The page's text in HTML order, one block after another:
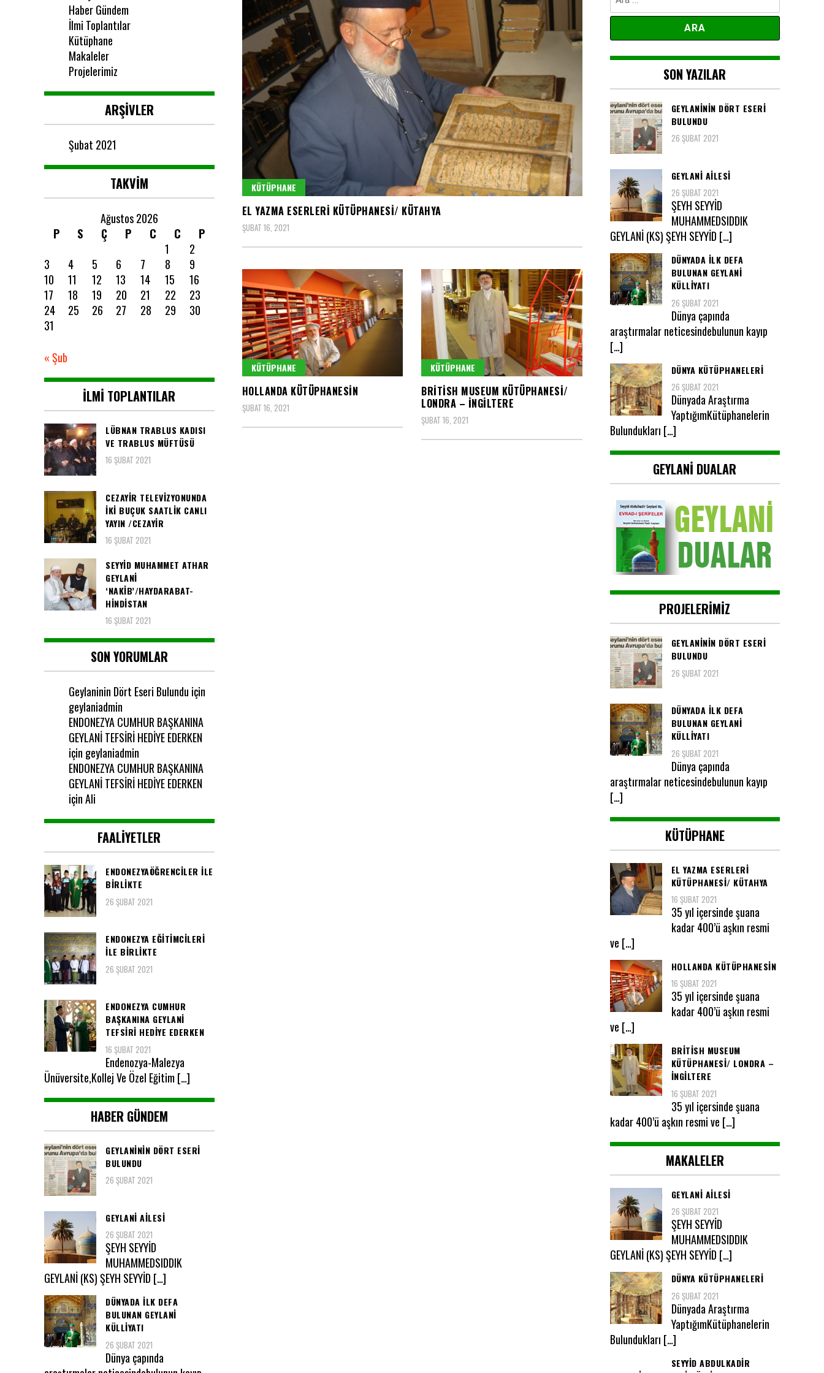
KÜTÜPHANE
EL YAZMA ESERLERI KÜTÜPHANESI/ KÜTAHYA
ŞUBAT 16, 2021
KÜTÜPHANE
HOLLANDA KÜTÜPHANESIN
ŞUBAT 16, 2021
KÜTÜPHANE
BRITISH MUSEUM KÜTÜPHANESI/
LONDRA – İNGILTERE
ŞUBAT 16, 2021
Haber Gündem
İlmi Toplantılar
Kütüphane
Makaleler
Projelerimiz
ARŞIVLER
Şubat 2021
TAKVIM
Ağustos 2026
P
S Ç P C C
P
1
2
3
4 5 6 7 8
9
10
11 12 13 14 15
16
17
18 19 20 21 22
23
24
25 26 27 28 29
30
31
« Şub
İLMI TOPLANTILAR
LÜBNAN TRABLUS KADISI
VE TRABLUS MÜFTÜSÜ
16 ŞUBAT 2021
CEZAYIR TELEVIZYONUNDA
IKI BUÇUK SAATLIK CANLI
YAYIN /CEZAYIR
16 ŞUBAT 2021
SEYYID MUHAMMET ATHAR
GEYLANI
‘NAKIB’/HAYDARABAT-
HINDISTAN
16 ŞUBAT 2021
SON YORUMLAR
Geylaninin Dört Eseri Bulundu için
geylaniadmin
ENDONEZYA CUMHUR BAŞKANINA
GEYLANİ TEFSİRİ HEDİYE EDERKEN
için geylaniadmin
ENDONEZYA CUMHUR BAŞKANINA
GEYLANİ TEFSİRİ HEDİYE EDERKEN
içinAli
FAALIYETLER
ENDONEZYAÖĞRENCİLER İLE
BİRLİKTE
26 ŞUBAT 2021
ENDONEZYA EĞİTİMCİLERİ
İLE BİRLİKTE
26 ŞUBAT 2021
ENDONEZYA CUMHUR
BAŞKANINA GEYLANİ
TEFSİRİ HEDİYE EDERKEN
16 ŞUBAT 2021
Endenozya-Malezya
Ünüversite,Kollej Ve Özel Eğitim […]
HABER GÜNDEM
GEYLANININ DÖRT ESERI
BULUNDU
26 ŞUBAT 2021
GEYLANI AILESI
26 ŞUBAT 2021
ŞEYH SEYYİD
MUHAMMEDSIDDIK
GEYLANİ (KS) ŞEYH SEYYİD […]
DÜNYADA ILK DEFA
BULUNAN GEYLANİ
KÜLLİYATI
26 ŞUBAT 2021
Dünya çapında
SON YAZILAR
GEYLANININ DÖRT ESERI
BULUNDU
26 ŞUBAT 2021
GEYLANI AILESI
26 ŞUBAT 2021
ŞEYH SEYYİD
MUHAMMEDSIDDIK
GEYLANİ (KS) ŞEYH SEYYİD […]
DÜNYADA ILK DEFA
BULUNAN GEYLANİ
KÜLLİYATI
26 ŞUBAT 2021
Dünya çapında
araştırmalar neticesindebulunun kayıp
[…]
DÜNYA KÜTÜPHANELERİ
26 ŞUBAT 2021
Dünyada Araştırma
YaptığımKütüphanelerin
Bulundukları […]
GEYLANI DUALAR
PROJELERIMIZ
GEYLANININ DÖRT ESERI
BULUNDU
26 ŞUBAT 2021
DÜNYADA ILK DEFA
BULUNAN GEYLANİ
KÜLLİYATI
26 ŞUBAT 2021
Dünya çapında
araştırmalar neticesindebulunun kayıp
[…]
KÜTÜPHANE
EL YAZMA ESERLERI
KÜTÜPHANESI/ KÜTAHYA
16 ŞUBAT 2021
35 yıl içersinde şuana
kadar 400’ü aşkın resmi
ve […]
HOLLANDA KÜTÜPHANESIN
16 ŞUBAT 2021
35 yıl içersinde şuana
kadar 400’ü aşkın resmi
ve […]
BRITISH MUSEUM
KÜTÜPHANESI/ LONDRA –
İNGILTERE
16 ŞUBAT 2021
35 yıl içersinde şuana
kadar 400’ü aşkın resmi ve […]
MAKALELER
GEYLANI AILESI
26 ŞUBAT 2021
ŞEYH SEYYİD
MUHAMMEDSIDDIK
GEYLANİ (KS) ŞEYH SEYYİD […]
DÜNYA KÜTÜPHANELERİ
26 ŞUBAT 2021
Dünyada Araştırma
YaptığımKütüphanelerin
Bulundukları […]
SEYYID ABDULKADIR